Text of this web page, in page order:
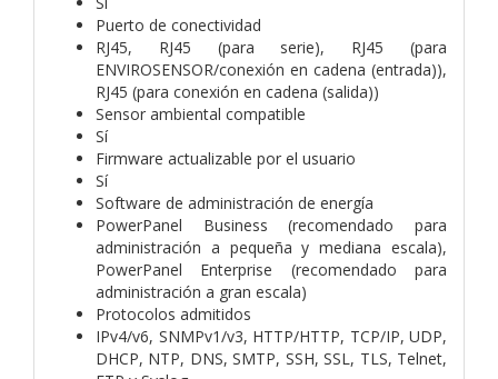
Puerto de conectividad
RJ45, RJ45 (para serie), RJ45 (para
ENVIROSENSOR/conexión en cadena (entrada)),
RJ45 (para conexión en cadena (salida))
Sensor ambiental compatible
Sí
Firmware actualizable por el usuario
Sí
Software de administración de energía
PowerPanel Business (recomendado para
administración a pequeña y mediana escala),
PowerPanel Enterprise (recomendado para
administración a gran escala)
Protocolos admitidos
IPv4/v6, SNMPv1/v3, HTTP/HTTP, TCP/IP, UDP,
DHCP, NTP, DNS, SMTP, SSH, SSL, TLS, Telnet,